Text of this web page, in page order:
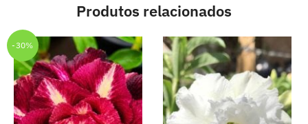
Produtos relacionados
-30%